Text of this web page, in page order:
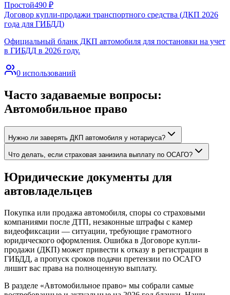
Простой490 ₽
Договор купли-продажи транспортного средства (ДКП 2026
года для ГИБДД)
Официальный бланк ДКП автомобиля для постановки на учет
в ГИБДД в 2026 году.
0 использований
Часто задаваемые вопросы:
Автомобильное право
Нужно ли заверять ДКП автомобиля у нотариуса?
Что делать, если страховая занизила выплату по ОСАГО?
Юридические документы для
автовладельцев
Покупка или продажа автомобиля, споры со страховыми
компаниями после ДТП, незаконные штрафы с камер
видеофиксации — ситуации, требующие грамотного
юридического оформления. Ошибка в Договоре купли-
продажи (ДКП) может привести к отказу в регистрации в
ГИБДД, а пропуск сроков подачи претензии по ОСАГО
лишит вас права на полноценную выплату.
В разделе «Автомобильное право» мы собрали самые